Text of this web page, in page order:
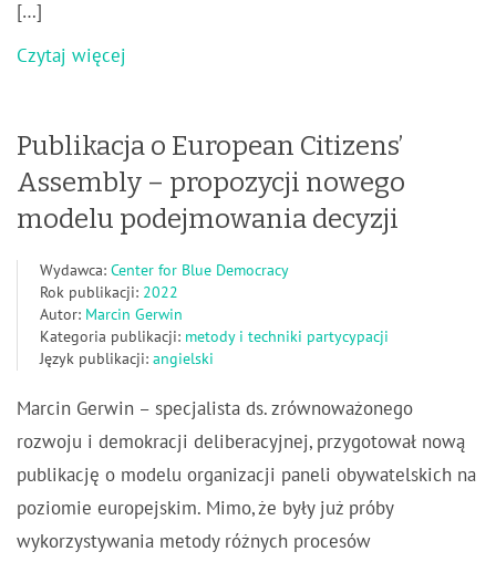
[…]
Czytaj więcej
Publikacja o European Citizens’
Assembly – propozycji nowego
modelu podejmowania decyzji
Wydawca: Center for Blue Democracy
Rok publikacji: 2022
Autor: Marcin Gerwin
Kategoria publikacji: metody i techniki partycypacji
Język publikacji: angielski
Marcin Gerwin – specjalista ds. zrównoważonego
rozwoju i demokracji deliberacyjnej, przygotował nową
publikację o modelu organizacji paneli obywatelskich na
poziomie europejskim. Mimo, że były już próby
wykorzystywania metody różnych procesów